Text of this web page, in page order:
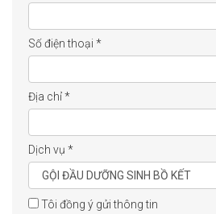
Số điện thoại *
Địa chỉ*
Dịch vụ *
Tôi đồng ý gửi thông tin